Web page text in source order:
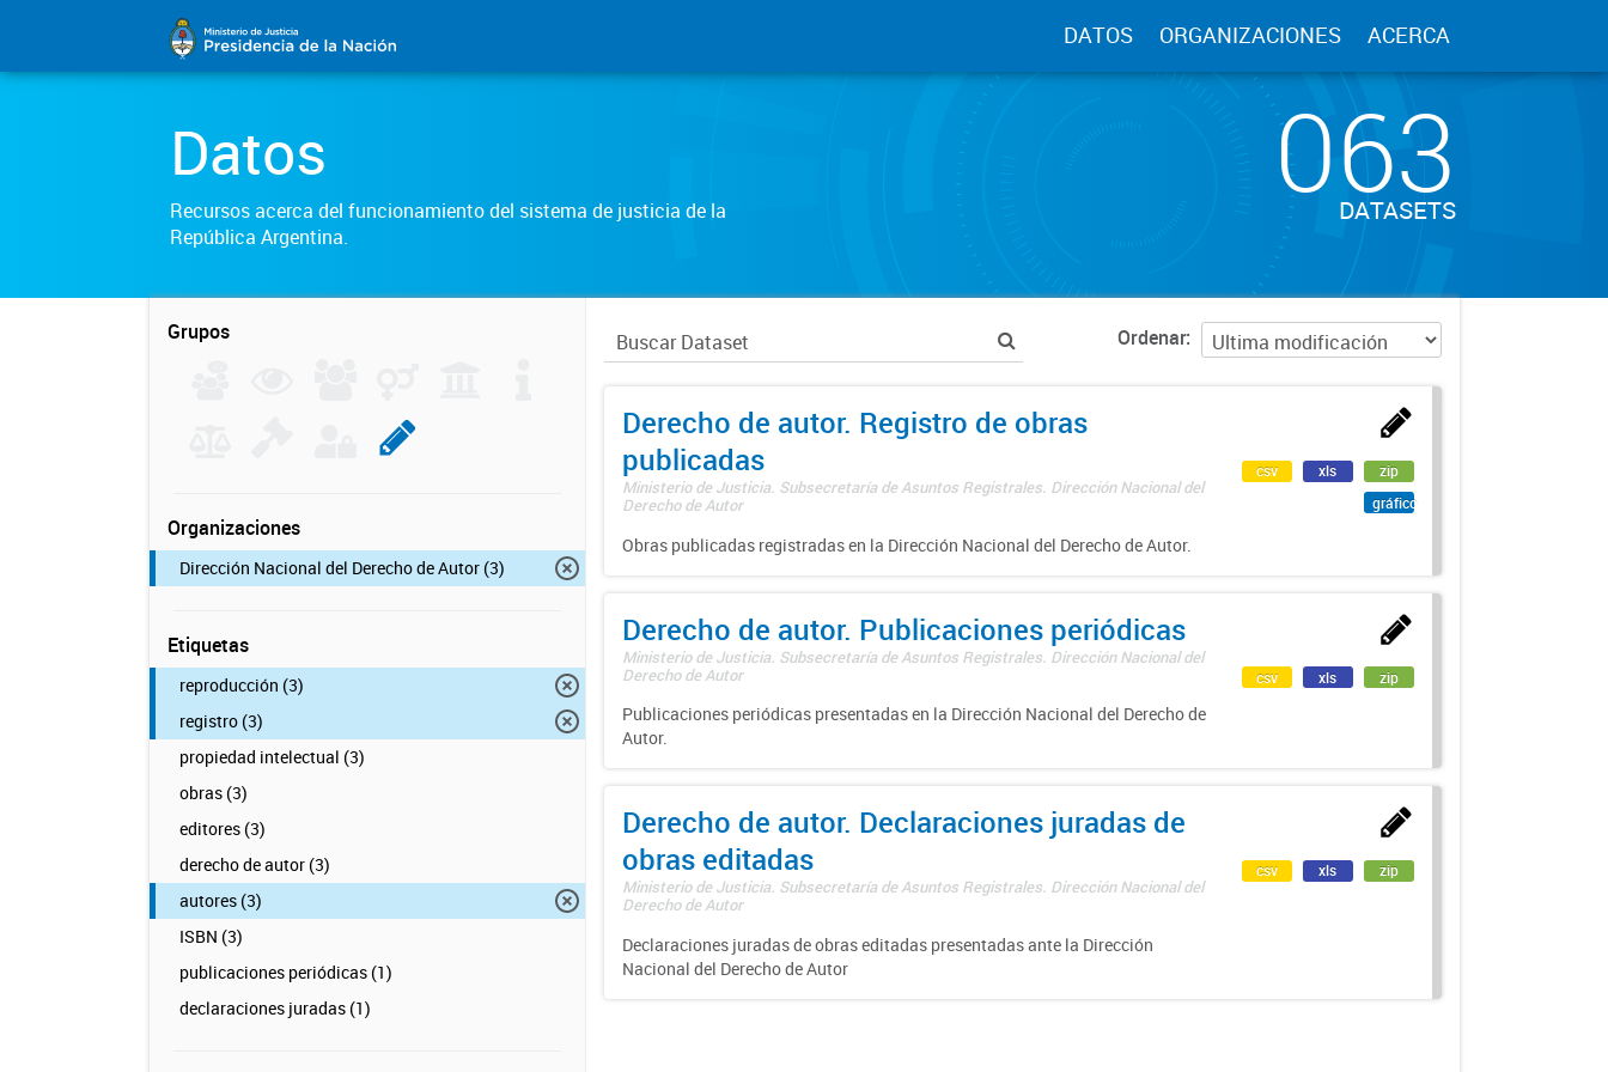
DATOS ORGANIZACIONES ACERCA
Datos
Recursos acerca del funcionamiento del sistema de justicia de la
República Argentina.
063
DATASETS
Grupos
Organizaciones
Dirección Nacional del Derecho de Autor (3)
Etiquetas
reproducción (3)
registro (3)
propiedad intelectual (3)
obras (3)
editores (3)
derecho de autor (3)
autores (3)
ISBN (3)
publicaciones periódicas (1)
declaraciones juradas (1)
Ordenar
Derecho de autor. Registro de obras
publicadas
Ministerio de Justicia. Subsecretaría de Asuntos Registrales. Dirección Nacional del
Derecho de Autor
Obras publicadas registradas en la Dirección Nacional del Derecho de Autor.
csv xls
zip
gráfico
Derecho de autor. Publicaciones periódicas
Ministerio de Justicia. Subsecretaría de Asuntos Registrales. Dirección Nacional del
Derecho de Autor
Publicaciones periódicas presentadas en la Dirección Nacional del Derecho de
Autor.
csv xls zip
Derecho de autor. Declaraciones juradas de
obras editadas
Ministerio de Justicia. Subsecretaría de Asuntos Registrales. Dirección Nacional del
Derecho de Autor
Declaraciones juradas de obras editadas presentadas ante la Dirección
Nacional del Derecho de Autor
csv xls zip